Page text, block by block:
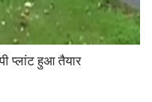
प्लांट हुआ तैयार